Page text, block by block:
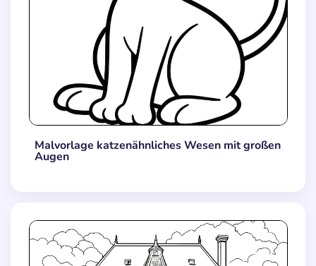
Malvorlage katzenähnliches Wesen mit großen
Augen